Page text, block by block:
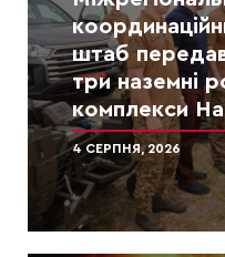
штаб
три наземні
комплекси
4 СЕРПНЯ, 2026